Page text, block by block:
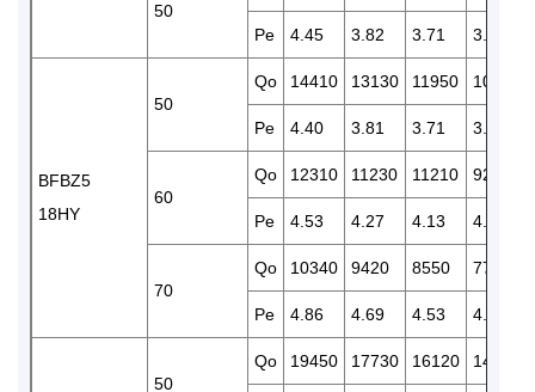
50
Pe 4.45 3.82 3.71 3.61
BFBZ5
18HY
50
Qo 14410 13130 11950 10880
Pe 4.40 3.81 3.71 3.60
60
Qo 12310 11230 11210 9270
Pe 4.53 4.27 4.13 4.00
70
Qo 10340 9420 8550 7750
Pe 4.86 4.69 4.53 4.37
50
Qo 19450 17730 16120 14660